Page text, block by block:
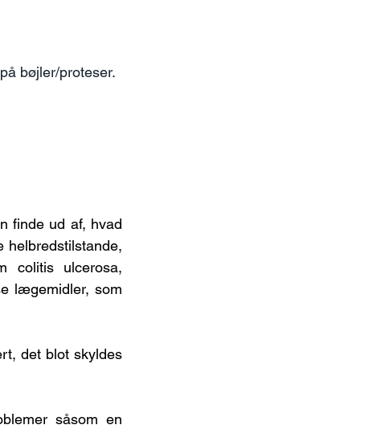
bøjler/proteser.
finde ud af, hvad
colitis ulcerosa,
lægemidler, som
det blot skyldes
såsom en